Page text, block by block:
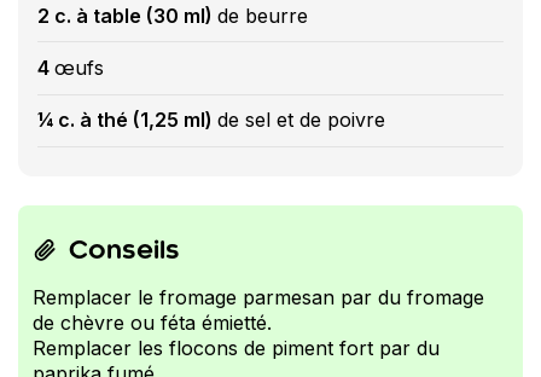
2 c. à table (30 ml) de beurre
4 œufs
¼ c. à thé (1,25 ml) de sel et de poivre
Conseils
Remplacer le fromage parmesan par du fromage
de chèvre ou féta émietté.
Remplacer les flocons de piment fort par du